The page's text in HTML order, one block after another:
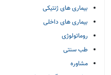
بیماری های ژنتیکی
بیماری های داخلی
روماتولوژی
طب سنتی
مشاوره